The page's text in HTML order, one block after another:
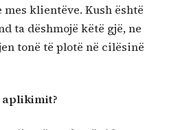
klientëve. Kush është
ta dëshmojë këtë gjë, ne
tonë të plotë në cilësinë